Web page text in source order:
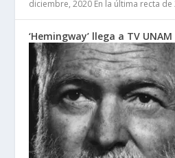
diciembre, 2020 En la última recta de
‘Hemingway’ llega a TV UNAM